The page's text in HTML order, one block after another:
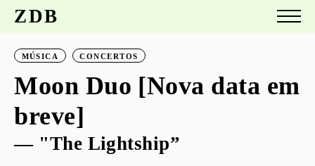
ZDB
MÚSICA CONCERTOS
Moon Duo [Nova data em
breve]
— "The Lightship”